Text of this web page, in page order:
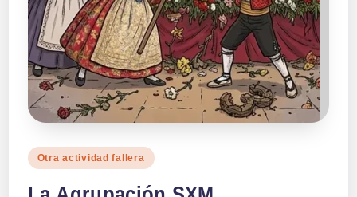
Publicado
Otra actividad fallera